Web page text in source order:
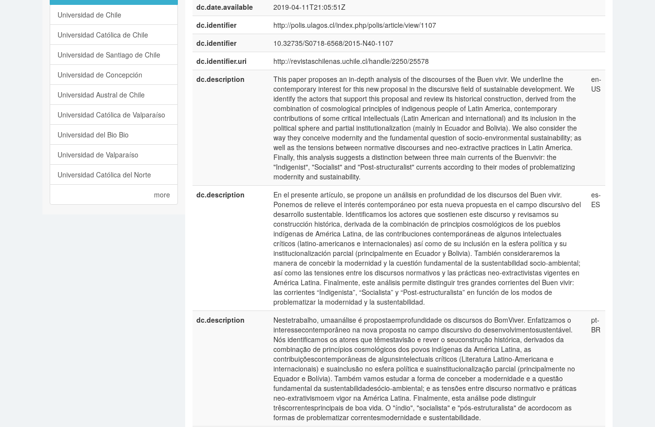
dc.date.available
2019-04-11T21:05:51Z
dc.identifier
http://polis.ulagos.cl/index.php/polis/article/view/1107
dc.identifier
10.32735/S0718-6568/2015-N40-1107
dc.identifier.uri
http://revistaschilenas.uchile.cl/handle/2250/25578
dc.description
This paper proposes an in-depth analysis of the discourses of the Buen vivir. We underline the
contemporary interest for this new proposal in the discursive field of sustainable development. We
identify the actors that support this proposal and review its historical construction, derived from the
combination of cosmological principles of indigenous people of Latin America, contemporary
contributions of some critical intellectuals (Latin American and international) and its inclusion in the
political sphere and partial institutionalization (mainly in Ecuador and Bolivia). We also consider the
way they conceive modernity and the fundamental question of socio-environmental sustainability; as
well as the tensions between normative discourses and neo-extractive practices in Latin America.
Finally, this analysis suggests a distinction between three main currents of the Buenvivir: the
"Indigenist", "Socialist" and "Post-structuralist" currents according to their modes of problematizing
modernity and sustainability.
en-
US
dc.description
En el presente artículo, se propone un análisis en profundidad de los discursos del Buen vivir.
Ponemos de relieve el interés contemporáneo por esta nueva propuesta en el campo discursivo del
desarrollo sustentable. Identificamos los actores que sostienen este discurso y revisamos su
construcción histórica, derivada de la combinación de principios cosmológicos de los pueblos
indígenas de América Latina, de las contribuciones contemporáneas de algunos intelectuales
críticos (latino-americanos e internacionales) así como de su inclusión en la esfera política y su
institucionalización parcial (principalmente en Ecuador y Bolivia). También consideraremos la
manera de concebir la modernidad y la cuestión fundamental de la sustentabilidad socio-ambiental;
así como las tensiones entre los discursos normativos y las prácticas neo-extractivistas vigentes en
América Latina. Finalmente, este análisis permite distinguir tres grandes corrientes del Buen vivir:
las corrientes “Indigenista”, “Socialista” y “Post-estructuralista” en función de los modos de
problematizar la modernidad y la sustentabilidad.
es-
ES
dc.description
Nestetrabalho, umaanálise é propostaemprofundidade os discursos do BomViver. Enfatizamos o
interessecontemporâneo na nova proposta no campo discursivo do desenvolvimentosustentável.
Nós identificamos os atores que têmestavisão e rever o seuconstrução histórica, derivados da
combinação de princípios cosmológicos dos povos indígenas da América Latina, as
contribuiçõescontemporâneas de algunsintelectuais críticos (Literatura Latino-Americana e
internacionais) e suainclusão no esfera política e suainstitucionalização parcial (principalmente no
Equador e Bolívia). Também vamos estudar a forma de conceber a modernidade e a questão
fundamental da sustentabilidadesócio-ambiental; e as tensões entre discurso normativo e práticas
neo-extrativismoem vigor na América Latina. Finalmente, esta análise pode distinguir
trêscorrentesprincipais de boa vida. O "índio", "socialista" e "pós-estruturalista" de acordocom as
formas de problematizar correntesmodernidade e sustentabilidade.
pt-
BR
Universidad de Chile
Universidad Católica de Chile
Universidad de Santiago de Chile
Universidad de Concepción
Universidad Austral de Chile
Universidad Católica de Valparaíso
Universidad del Bio Bio
Universidad de Valparaíso
Universidad Católica del Norte
more